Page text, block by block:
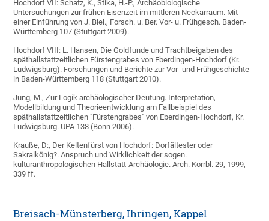
Hochdorf VII: Schatz, K., Stika, H.-P., Archäobiologische
Untersuchungen zur frühen Eisenzeit im mittleren Neckarraum. Mit
einer Einführung von J. Biel., Forsch. u. Ber. Vor- u. Frühgesch. Baden-
Württemberg 107 (Stuttgart 2009).
Hochdorf VIII: L. Hansen, Die Goldfunde und Trachtbeigaben des
späthallstattzeitlichen Fürstengrabes von Eberdingen-Hochdorf (Kr.
Ludwigsburg). Forschungen und Berichte zur Vor- und Frühgeschichte
in Baden-Württemberg 118 (Stuttgart 2010).
Jung, M., Zur Logik archäologischer Deutung. Interpretation,
Modellbildung und Theorieentwicklung am Fallbeispiel des
späthallstattzeitlichen "Fürstengrabes" von Eberdingen-Hochdorf, Kr.
Ludwigsburg. UPA 138 (Bonn 2006).
Krauße, D:, Der Keltenfürst von Hochdorf: Dorfältester oder
Sakralkönig?. Anspruch und Wirklichkeit der sogen.
kulturanthropologischen Hallstatt-Archäologie. Arch. Korrbl. 29, 1999,
339 ff.
Breisach-Münsterberg, Ihringen, Kappel